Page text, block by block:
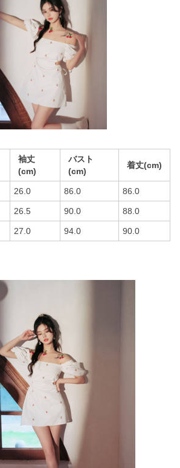
袖丈
(cm)
バスト
(cm)
着丈(cm)
26.0 86.0 86.0
26.5 90.0 88.0
27.0 94.0 90.0